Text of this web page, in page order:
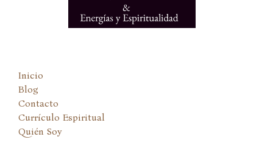
Inicio
Blog
Contacto
Currículo Espiritual
Quién Soy